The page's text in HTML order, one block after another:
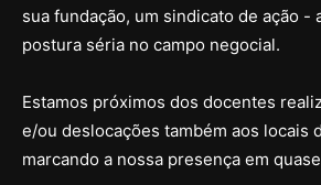
sua fundação, um sindicato de ação -
postura séria no campo negocial.
Estamos próximos dos docentes
e/ou deslocações também aos locais
marcando a nossa presença em